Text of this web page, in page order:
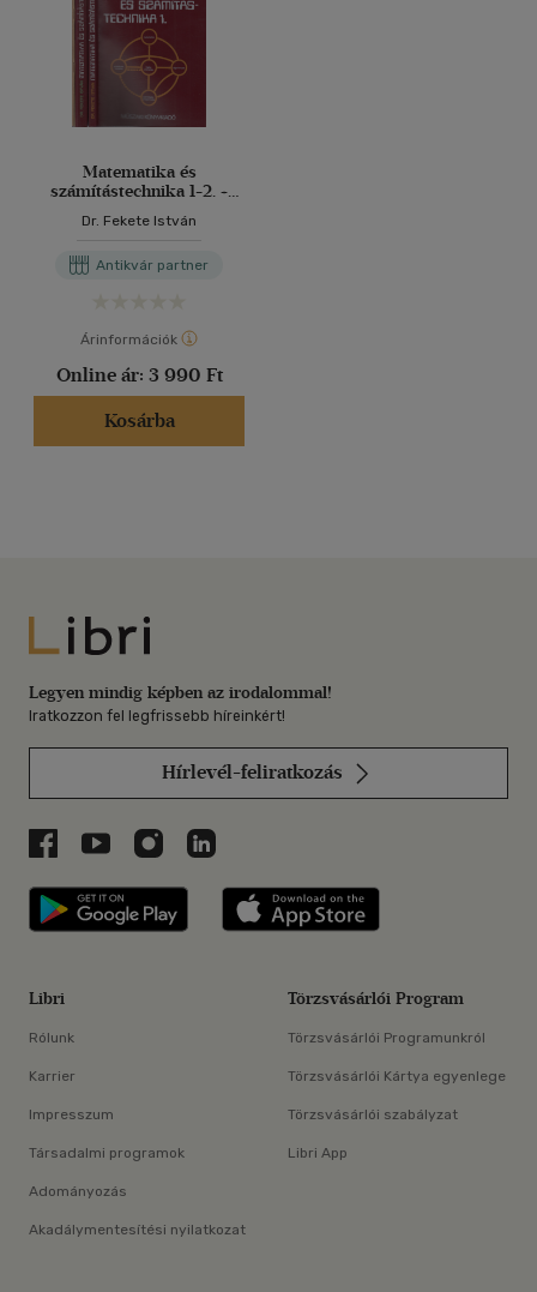
Matematika és
számítástechnika 1-2. +
és számítástechnika cimű
Dr. Fekete István
Antikvár partner
Árinformációk
Online ár: 3 990 Ft
Kosárba
Libri
Legyen mindig képben az irodalommal!
Iratkozzon fel legfrissebb híreinkért!
Hírlevél-feliratkozás
Libri a Facebookon
Libri a Youtube-on
Libri az Instagramon
Libri a LinkedInen
Libri applikáció Szerezd meg: Google
Libri
Rólunk
Karrier
Impresszum
Társadalmi programok
Adományozás
Akadálymentesítési nyilatkozat
Törzsvásárlói Program
Törzsvásárlói Programunkról
Törzsvásárlói Kártya egyenlege
Törzsvásárlói szabályzat
Libri App